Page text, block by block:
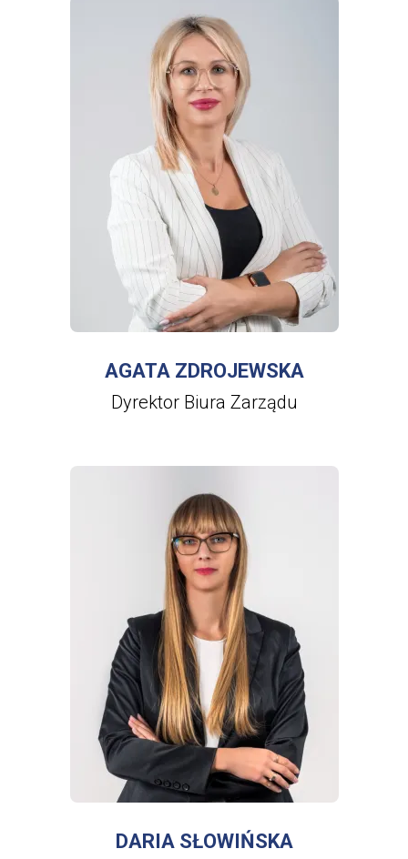
WIĘCEJ INFORMACJIO
AGATA
ZDROJEWSKA
AGATA ZDROJEWSKA
Dyrektor Biura Zarządu
WIĘCEJ INFORMACJI
O
DARIA
SŁOWIŃSKA
DARIA SŁOWIŃSKA